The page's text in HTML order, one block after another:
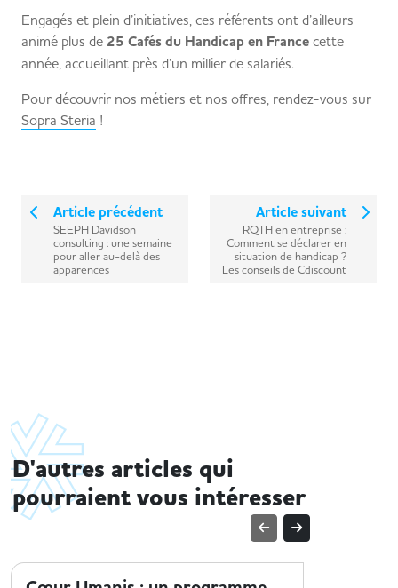
Engagés et plein d’initiatives, ces référents ont d’ailleurs
animé plus de 25 Cafés du Handicap en France cette
année, accueillant près d’un millier de salariés.
Pour découvrir nos métiers et nos offres, rendez-vous sur
Sopra Steria !
Article précédent
SEEPH Davidson
consulting : une semaine
pour aller au-delà des
apparences
Article suivant
RQTH en entreprise :
Comment se déclarer en
situation de handicap ?
Les conseils de Cdiscount
D'autres articles qui
pourraient vous intéresser